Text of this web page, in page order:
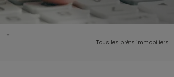
Tous les prêts immobiliers